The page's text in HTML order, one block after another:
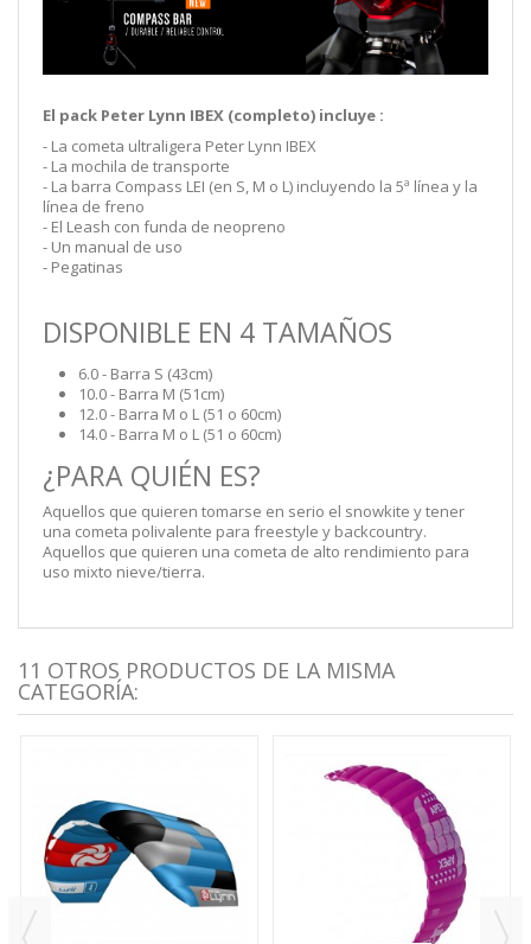
El pack Peter Lynn IBEX (completo) incluye :
- La cometa ultraligera Peter Lynn IBEX
- La mochila de transporte
- La barra Compass LEI (en S, M o L) incluyendo la 5ª línea y la
línea de freno
- El Leash con funda de neopreno
- Un manual de uso
- Pegatinas
DISPONIBLE EN 4 TAMAÑOS
6.0 - Barra S (43cm)
10.0 - Barra M (51cm)
12.0 - Barra M o L (51 o 60cm)
14.0 - Barra M o L (51 o 60cm)
¿PARA QUIÉN ES?
Aquellos que quieren tomarse en serio el snowkite y tener
una cometa polivalente para freestyle y backcountry.
Aquellos que quieren una cometa de alto rendimiento para
uso mixto nieve/tierra.
11 OTROS PRODUCTOS DE LA MISMA
CATEGORÍA: